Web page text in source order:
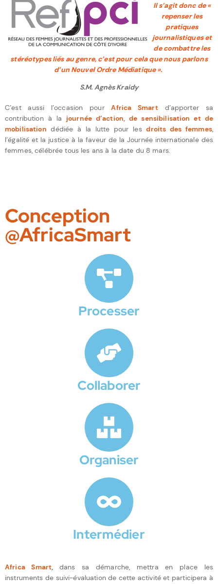
Il s’agit donc de «
repenser les
pratiques
journalistiques et
de combattre les
stéréotypes liés au genre, c’est pour cela que nous parlons
d’un Nouvel Ordre Médiatique ».
S.M. Agnès Kraidy
C’est aussi l’occasion pourAfrica Smartd’apporter sa
contribution à la journée d’action, de sensibilisation et de
mobilisation dédiée à la lutte pour lesdroits des femmes,
l’égalité et la justice à la faveur de la Journée internationale des
femmes, célébrée tous les ans à la date du 8 mars.
Conception
@AfricaSmart
Processer
Collaborer
Organiser
Intermédier
Africa Smart, dans sa démarche, mettra en place les
instruments de suivi-évaluation de cette activité et participera à